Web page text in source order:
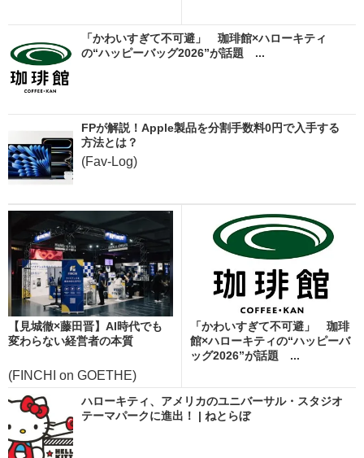
「かわいすぎて不可避」 珈琲館×ハローキティ
の“ハッピーバッグ2026”が話題 ...
FPが解説！Apple製品を分割手数料0円で入手する
方法とは？
(Fav-Log)
【見城徹×藤田晋】AI時代でも
変わらない経営者の本質
(FINCHI on GOETHE)
「かわいすぎて不可避」 珈琲
館×ハローキティの“ハッピーバ
ッグ2026”が話題 ...
ハローキティ、アメリカのユニバーサル・スタジオ
テーマパークに進出！ | ねとらぼ